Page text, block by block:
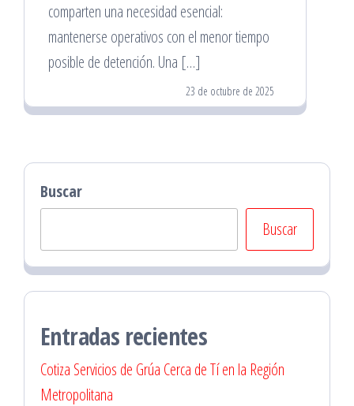
comparten una necesidad esencial:
mantenerse operativos con el menor tiempo
posible de detención. Una […]
23 de octubre de 2025
Buscar
Buscar
Entradas recientes
Cotiza Servicios de Grúa Cerca de Tí en la Región
Metropolitana